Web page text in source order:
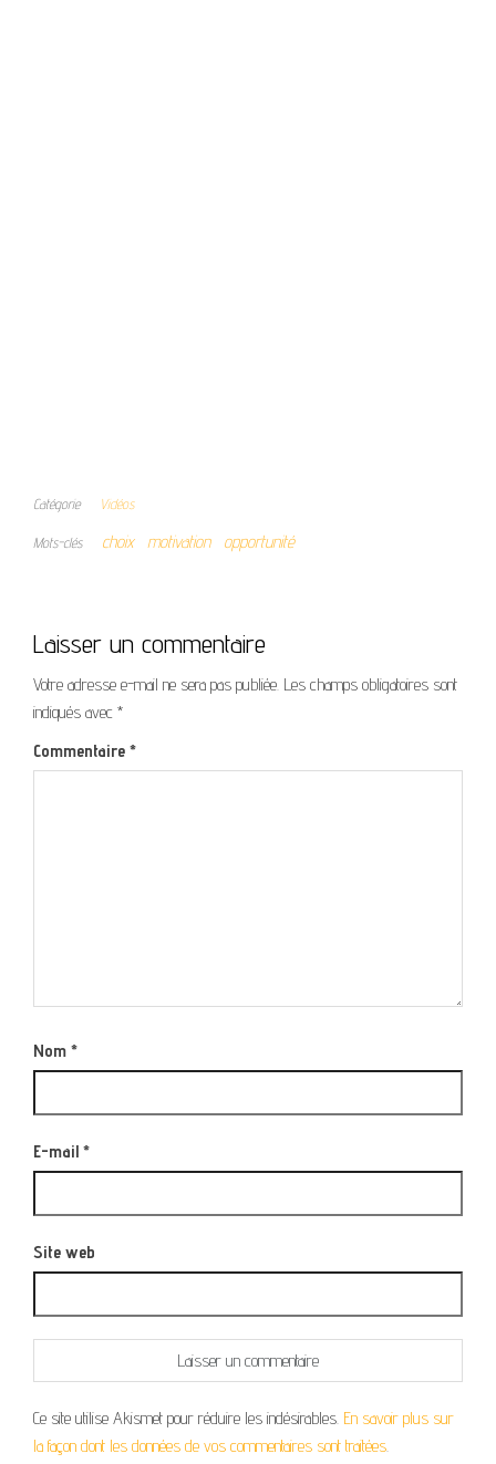
Catégorie Vidéos
Mots-clés choix motivation opportunité
Laisser un commentaire
Votre adresse e-mail ne sera pas publiée. Les champs obligatoires sont
indiqués avec *
Commentaire *
Nom *
E-mail *
Site web
Ce site utilise Akismet pour réduire les indésirables. En savoir plus sur
la façon dont les données de vos commentaires sont traitées.